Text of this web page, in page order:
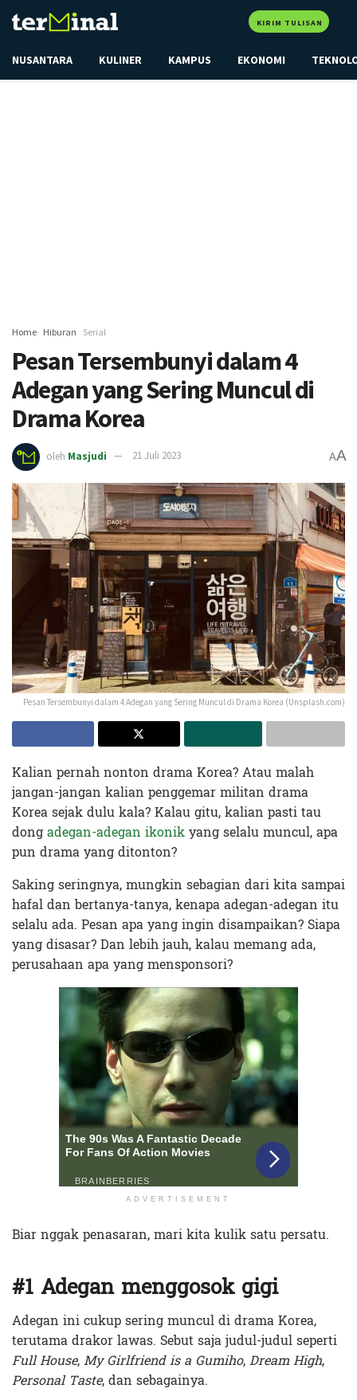
KIRIM TULISAN
NUSANTARA KULINER KAMPUS EKONOMI
Home Hiburan Serial
Pesan Tersembunyi dalam 4
Adegan yang Sering Muncul di
Drama Korea
oleh Masjudi 21 Juli 2023 AA
Pesan Tersembunyi dalam 4 Adegan yang Sering Muncul di Drama Korea (Unsplash.com)
Kalian pernah nonton drama Korea? Atau malah
jangan-jangan kalian penggemar militan drama
Korea sejak dulu kala? Kalau gitu, kalian pasti tau
dongadegan-adegan ikonikyang selalu muncul, apa
pun drama yang ditonton?
Saking seringnya, mungkin sebagian dari kita sampai
hafal dan bertanya-tanya, kenapa adegan-adegan itu
selalu ada. Pesan apa yang ingin disampaikan? Siapa
yang disasar? Dan lebih jauh, kalau memang ada,
perusahaan apa yang mensponsori?
ADVERTISEMENT
Biar nggak penasaran, mari kita kulik satu persatu.
#1 Adegan menggosok gigi
Adegan ini cukup sering muncul di drama Korea,
terutama drakor lawas. Sebut saja judul-judul seperti
Full House,My Girlfriend is a Gumiho,Dream High,
Personal Taste, dan sebagainya.